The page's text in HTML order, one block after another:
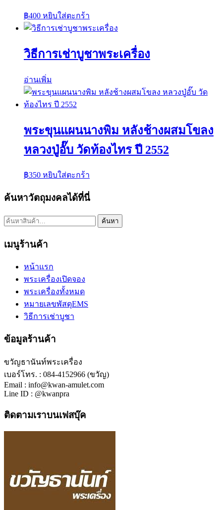
฿400 หยิบใส่ตะกร้า
วิธีการเช่าบูชาพระเครื่อง
อ่านเพิ่ม
พระขุนแผนนางพิม หลังช้างผสมโขลง
หลวงปู่อั๊บ วัดท้องไทร ปี 2552
฿350 หยิบใส่ตะกร้า
ค้นหาวัตถุมงคลได้ที่นี่
ค้นหา: ค้นหา
เมนูร้านค้า
หน้าแรก
พระเครื่องเปิดจอง
พระเครื่องทั้งหมด
หมายเลขพัสดุEMS
วิธีการเช่าบูชา
ข้อมูลร้านค้า
ขวัญธานันท์พระเครื่อง
เบอร์โทร. : 084-4152966 (ขวัญ)
Email : info@kwan-amulet.com
Line ID : @kwanpra
ติดตามเราบนเฟสบุ๊ค